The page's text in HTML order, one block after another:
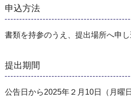
申込方法
書類を持参のうえ、提出場所へ申し
提出期間
公告日から2025年２月10日（月曜